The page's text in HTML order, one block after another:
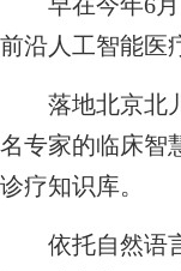
前沿人工智能医
落地北京北儿
名专家的临床智
诊疗知识库。
依托自然语言